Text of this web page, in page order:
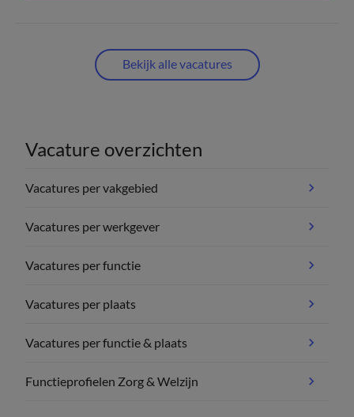
Bekijk alle vacatures
Vacature overzichten
Vacatures per vakgebied
Vacatures per werkgever
Vacatures per functie
Vacatures per plaats
Vacatures per functie & plaats
Functieprofielen Zorg & Welzijn